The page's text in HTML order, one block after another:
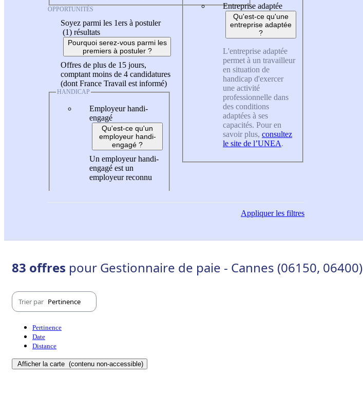
OPPORTUNITÉS
Soyez parmi les 1ers à postuler
(1) résultats
Pourquoi serez-vous parmi les
premiers à postuler ?
Offres de plus de 15 jours,
comptant moins de 4 candidatures
(dont France Travail est informé)
HANDICAP
Employeur handi-
engagé
Qu'est-ce qu'un
employeur handi-
engagé ?
Un employeur handi-
engagé est un
employeur reconnu
Entreprise adaptée
Qu'est-ce qu'une
entreprise adaptée
?
L'entreprise adaptée
permet à un travailleur
en situation de
handicap d'exercer
une activité
professionnelle dans
des conditions
adaptées à ses
capacités. Pour en
savoir plus, consultez
le site de l’UNEA.
Appliquerles filtres
83 offres pour Gestionnaire de paie - Cannes (06150, 06400)
Trier par Pertinence
Pertinence
Date
Distance
Afficher la carte (contenu non-accessible)